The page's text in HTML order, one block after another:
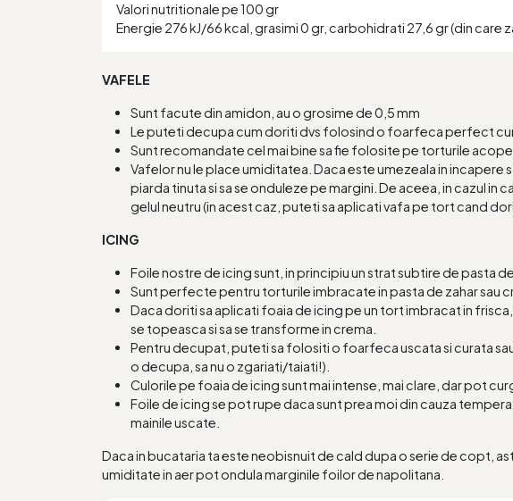
Valori nutritionale pe 100 gr
Energie 276 kJ/66 kcal, grasimi 0 gr, carbohidrati 27,6 gr (din care
VAFELE
Sunt facute din amidon, au o grosime de 0,5 mm
Le puteti decupa cum doriti dvs folosind o foarfeca perfect
Sunt recomandate cel mai bine sa fie folosite pe torturile
Vafelor nu le place umiditatea. Daca este umezeala in incapere
piarda tinuta si sa se onduleze pe margini. De aceea, in cazul
gelul neutru (in acest caz, puteti sa aplicati vafa pe tort cand
ICING
Foile nostre de icing sunt, in principiu un strat subtire de pasta
Sunt perfecte pentru torturile imbracate in pasta de zahar sau
Daca doriti sa aplicati foaia de icing pe un tort imbracat in
se topeasca si sa se transforme in crema.
Pentru decupat, puteti sa folositi o foarfeca uscata si curata
o decupa, sa nu o zgariati/taiati!).
Culorile pe foaia de icing sunt mai intense, mai clare, dar pot
Foile de icing se pot rupe daca sunt prea moi din cauza
mainile uscate.
Daca in bucataria ta este neobisnuit de cald dupa o serie de copt,
umiditate in aer pot ondula marginile foilor de napolitana.